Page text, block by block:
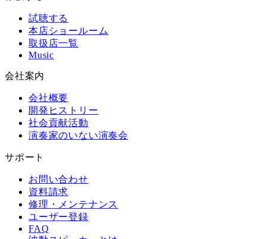
試聴する
本店ショールーム
取扱店一覧
Music
会社案内
会社概要
開発ヒストリー
社会貢献活動
演奏家のいない演奏会
サポート
お問い合わせ
資料請求
修理・メンテナンス
ユーザー登録
FAQ